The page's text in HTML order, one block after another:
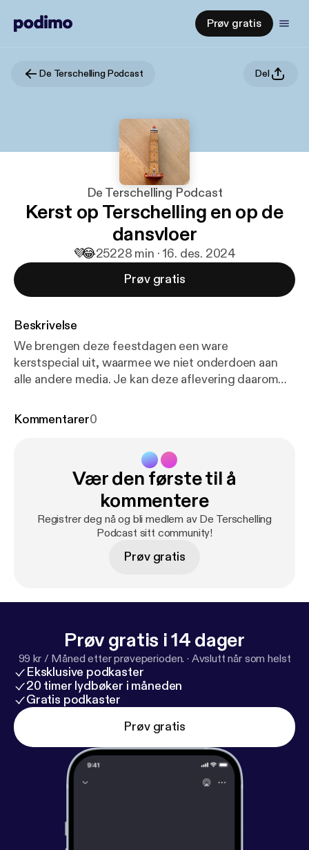
Prøv gratis
De Terschelling Podcast Del
De Terschelling Podcast
Kerst op Terschelling en op de
dansvloer
💜😂25228 min · 16. des. 2024
Prøv gratis
Beskrivelse
We brengen deze feestdagen een ware
kerstspecial uit, waarmee we niet onderdoen aan
alle andere media. Je kan deze aflevering daarom
kerstdagen om met de familie te genieten van
kerstige activiteiten die Terschelling deze winter te
bieden heeft.
Kommentarer0
Vær den første til å
kommentere
Registrer deg nå og bli medlem av De Terschelling
Podcast sitt community!
Prøv gratis
Prøv gratis i 14 dager
99 kr / Måned etter prøveperioden. · Avslutt når som helst
Eksklusive podkaster
20 timer lydbøker i måneden
Gratis podkaster
Prøv gratis